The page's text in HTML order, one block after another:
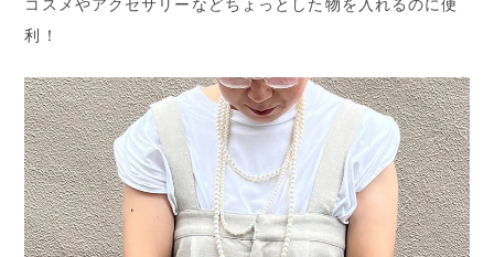
コスメやアクセサリーなどちょっとした物を入れるのに便
利！